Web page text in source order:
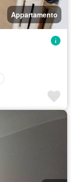
Appartamento